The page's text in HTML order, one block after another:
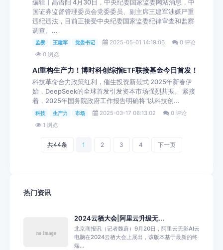
编辑丨高语阳 4月30日，中央纪委国家监委网站消息，中
国证券监督管理委员会党委委员、副主席王建军涉嫌严重
违纪违法，目前正接受中央纪委国家监委纪律审查和监察
调查。...
监察 王建军 党委书记 2025-05-01 14:19:06
0 评论
0 浏览
AI重构生产力！博时科创综指ETF联接基金今日首发！
科技革命合力政策红利，催生投资新范式 2025年新春伊
始，DeepSeek的全球首发引发资本市场强烈共振。 紧接
着，2025年国务院政府工作报告明确将"以科技创...
科技 生产力 市场 2025-03-17 08:13:02
0 评论
1 浏览
共44条 1 2 3 4 下一页
热门资讯
2024云栖大会|阿里云升级无...
北京商报讯（记者魏蔚）9月20日，阿里云无影AI云
电脑在2024云栖大会上展出，该版本基于最新的终
端...